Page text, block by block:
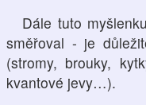
Dále tuto
směřoval - je
(stromy, brouky,
kvantové jevy…).